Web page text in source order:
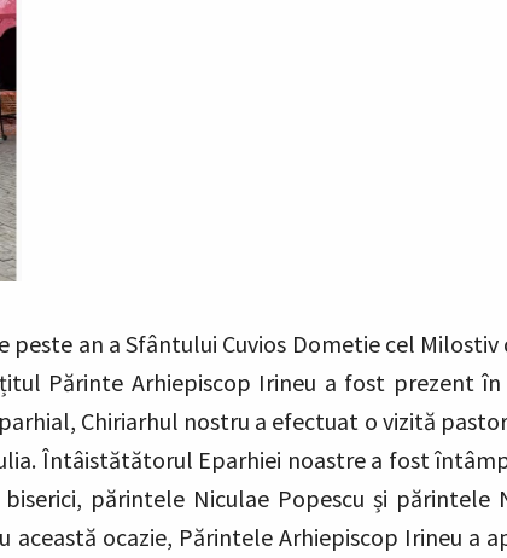
peste an a Sfântului Cuvios Dometie cel Milostiv
Părinte Arhiepiscop Irineu a fost prezent în
Chiriarhul nostru a efectuat o vizită
Întâistătătorul Eparhiei noastre a fost
părintele Niculae Popescu și părintele
această ocazie, Părintele Arhiepiscop Irineu a